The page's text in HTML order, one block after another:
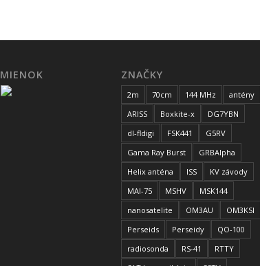
ZNAČKY
2m 70cm 144 MHz
antény
ARISS
Boxkite-x
DG7YBN
dl-fldigi
FSK441
G5RV
Gama Ray Burst
GRBAlpha
Helix anténa
ISS
KV závody
MAI-75
MSHV
MSK144
nanosatelite
OM3AU
OM3KSI
Perseids
Perseidy
QO-100
radiosonda
RS-41
RTTY